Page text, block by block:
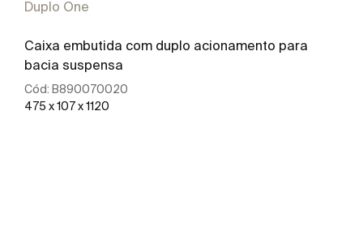
Duplo One
Caixa embutida com duplo acionamento para
bacia suspensa
Cód: B890070020
475 x 107 x 1120